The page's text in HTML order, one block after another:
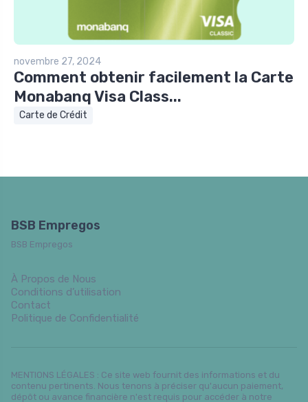
novembre 27, 2024
Comment obtenir facilement la Carte
Monabanq Visa Class...
Carte de Crédit
BSB Empregos
BSB Empregos
À Propos de Nous
Conditions d’utilisation
Contact
Politique de Confidentialité
MENTIONS LÉGALES : Ce site web fournit des informations et du
contenu pertinents. Nous tenons à préciser qu'aucun paiement,
dépôt ou avance financière n'est requis pour accéder à notre